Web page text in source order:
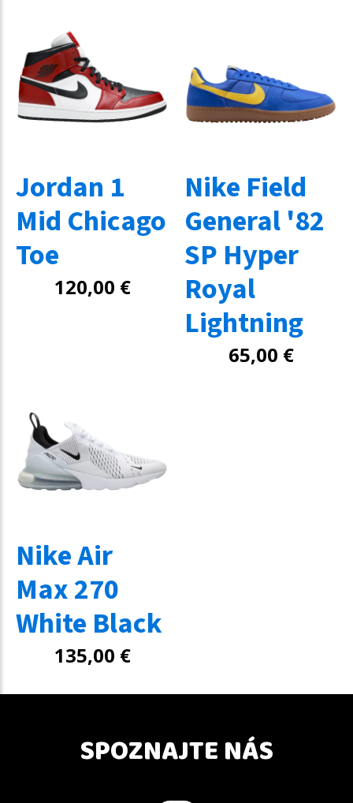
Jordan 1
Mid Chicago
Toe
120,00 €
Nike Field
General '82
SP Hyper
Royal
Lightning
65,00 €
Nike Air
Max 270
White Black
135,00 €
SPOZNAJTE NÁS